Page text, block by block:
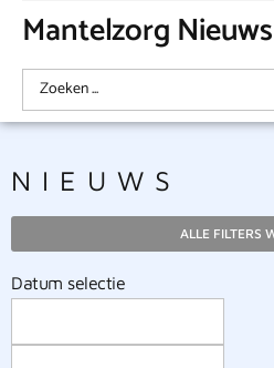
Mantelzorg Nieuws
NIEUWS
ALLE FILTERS
Datum selectie